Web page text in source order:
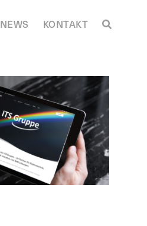
NEWS KONTAKT